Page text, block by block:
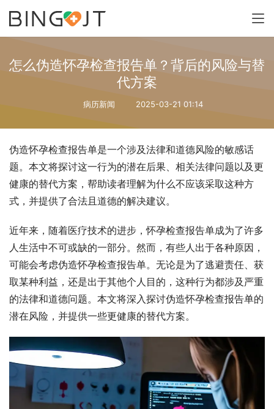
怎么伪造怀孕检查报告单？背后的风险与替
代方案
病历新闻 2025-03-21 01:14
伪造怀孕检查报告单是一个涉及法律和道德风险的敏感话
题。本文将探讨这一行为的潜在后果、相关法律问题以及更
健康的替代方案，帮助读者理解为什么不应该采取这种方
式，并提供了合法且道德的解决建议。
近年来，随着医疗技术的进步，怀孕检查报告单成为了许多
人生活中不可或缺的一部分。然而，有些人出于各种原因，
可能会考虑伪造怀孕检查报告单。无论是为了逃避责任、获
取某种利益，还是出于其他个人目的，这种行为都涉及严重
的法律和道德问题。本文将深入探讨伪造怀孕检查报告单的
潜在风险，并提供一些更健康的替代方案。